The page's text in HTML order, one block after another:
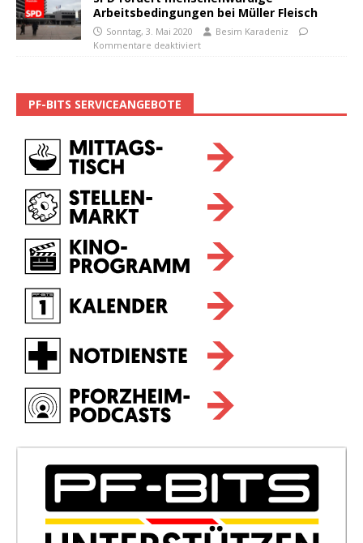
Arbeitsbedingungen bei Müller Fleisch
Sonntag, 3. Mai 2020
Besim Karadeniz
Kommentare deaktiviert
PF-BITS SERVICEANGEBOTE